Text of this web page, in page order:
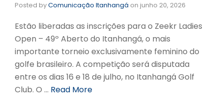
Posted byComunicação Itanhangá on junho 20, 2026
Estão liberadas as inscrições para o Zeekr Ladies
Open – 49º Aberto do Itanhangá, o mais
importante torneio exclusivamente feminino do
golfe brasileiro. A competição será disputada
entre os dias 16 e 18 de julho, no Itanhangá Golf
Club. O … Read More